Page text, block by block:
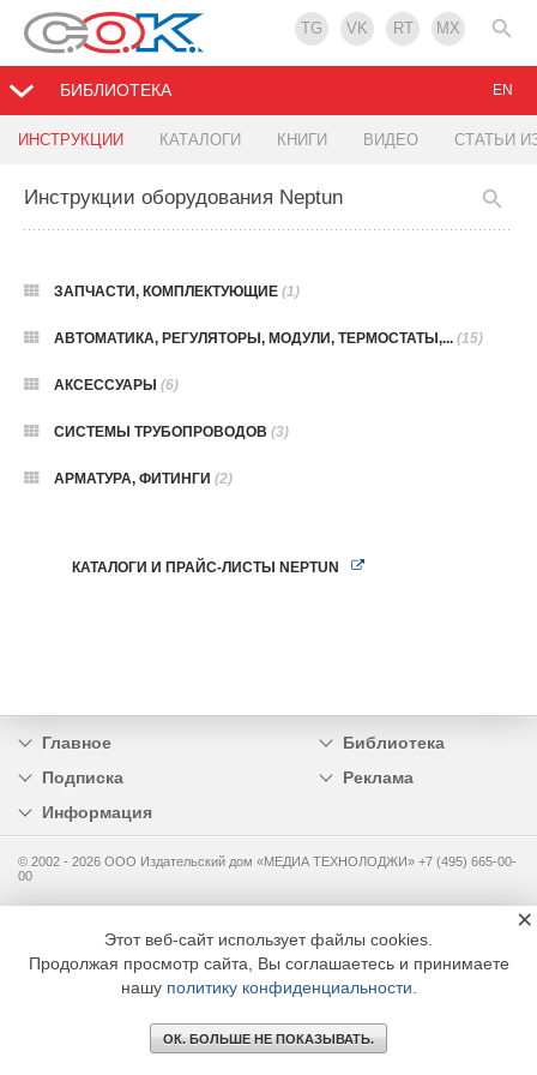
TG VK RT MX
БИБЛИОТЕКА
ИНСТРУКЦИИ КАТАЛОГИ КНИГИ ВИДЕО СТАТЬИ
EN
Инструкции оборудования Neptun
ЗАПЧАСТИ, КОМПЛЕКТУЮЩИЕ (1)
АВТОМАТИКА, РЕГУЛЯТОРЫ, МОДУЛИ, ТЕРМОСТАТЫ,... (15)
АКСЕССУАРЫ (6)
СИСТЕМЫ ТРУБОПРОВОДОВ (3)
АРМАТУРА, ФИТИНГИ (2)
КАТАЛОГИ И ПРАЙС-ЛИСТЫ NEPTUN
Главное
Библиотека
Подписка
Реклама
Информация
© 2002 - 2026 OOO Издательский дом «МЕДИА ТЕХНОЛОДЖИ» +7 (495) 665-00-
00
Этот веб-сайт использует файлы cookies.
Продолжая просмотр сайта, Вы соглашаетесь и принимаете
нашу политику конфиденциальности
ОК. БОЛЬШЕ НЕ ПОКАЗЫВАТЬ.
×